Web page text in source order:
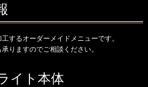
するオーダーメイドメニューです。
りますのでご相談ください。
イト本体